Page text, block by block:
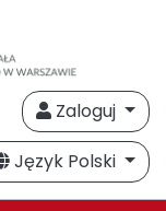
Zaloguj
Język Polski